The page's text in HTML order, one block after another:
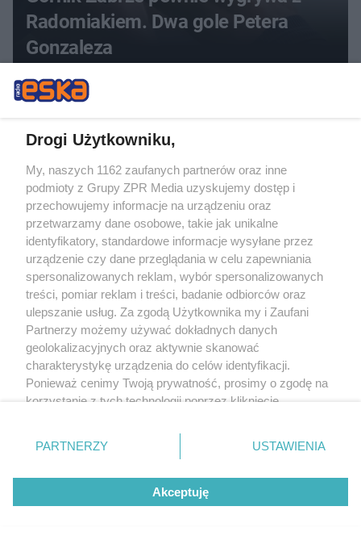
Radomiakiem. Dwa gole Petera
Gonzaleza
PIŁKA NOŻNA
Górnik Zabrze lepszy na wyjeździe.
Kto strzelał gole?
Drogi Użytkowniku,
My, naszych 1162 zaufanych partnerów oraz inne
podmioty z Grupy ZPR Media uzyskujemy dostęp i
przechowujemy informacje na urządzeniu oraz
przetwarzamy dane osobowe, takie jak unikalne
identyfikatory, standardowe informacje wysyłane przez
urządzenie czy dane przeglądania w celu zapewniania
spersonalizowanych reklam, wybór spersonalizowanych
treści, pomiar reklam i treści, badanie odbiorców oraz
ulepszanie usług. Za zgodą Użytkownika my i Zaufani
Partnerzy możemy używać dokładnych danych
geolokalizacyjnych oraz aktywnie skanować
charakterystykę urządzenia do celów identyfikacji.
Ponieważ cenimy Twoją prywatność, prosimy o zgodę na
korzystanie z tych technologii poprzez kliknięcie
zmienić/wycofać klikając przycisk ustawień prywatności
znajdujący się w lewym dolnym rogu strony
rodzaje przetwarzania danych nie wymagają zgody
użytkownika, ale masz prawo sprzeciwić się takiemu
przetwarzaniu. Preferencje będą miały zastosowanie tylko
PARTNERZY USTAWIENIA
Akceptuję